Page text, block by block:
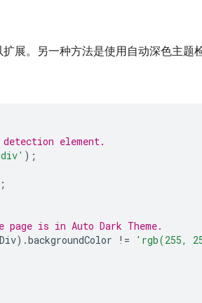
展。另一种方法是使用自动深色主题
element.
);
;
is in Auto Dark Theme.
).backgroundColor != 'rgb(255,